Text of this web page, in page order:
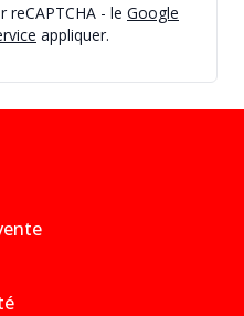
- le Google
appliquer.